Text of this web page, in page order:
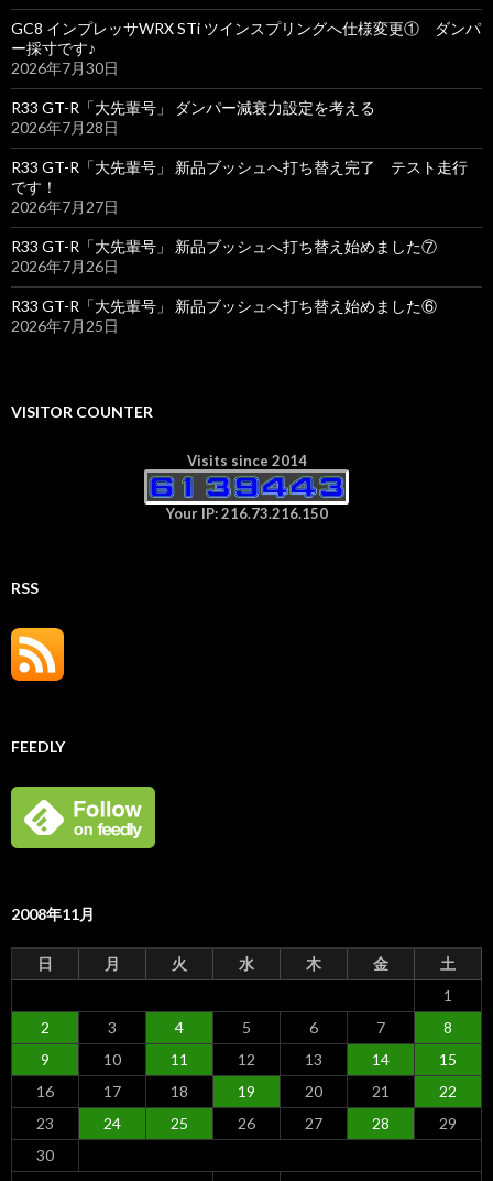
GC8 インプレッサWRX STi ツインスプリングへ仕様変更① ダンパ
ー採寸です♪
2026年7月30日
R33 GT-R「大先輩号」 ダンパー減衰力設定を考える
2026年7月28日
R33 GT-R「大先輩号」 新品ブッシュへ打ち替え完了 テスト走行
です！
2026年7月27日
R33 GT-R「大先輩号」 新品ブッシュへ打ち替え始めました⑦
2026年7月26日
R33 GT-R「大先輩号」 新品ブッシュへ打ち替え始めました⑥
2026年7月25日
VISITOR COUNTER
Visits since 2014
Your IP: 216.73.216.150
RSS
FEEDLY
2008年11月
日 月 火 水 木 金 土
1
2
3 4 5 6 7
8
9
10 11 12 13 14
15
16
17 18 19 20 21
22
23
24 25 26 27 28
29
30